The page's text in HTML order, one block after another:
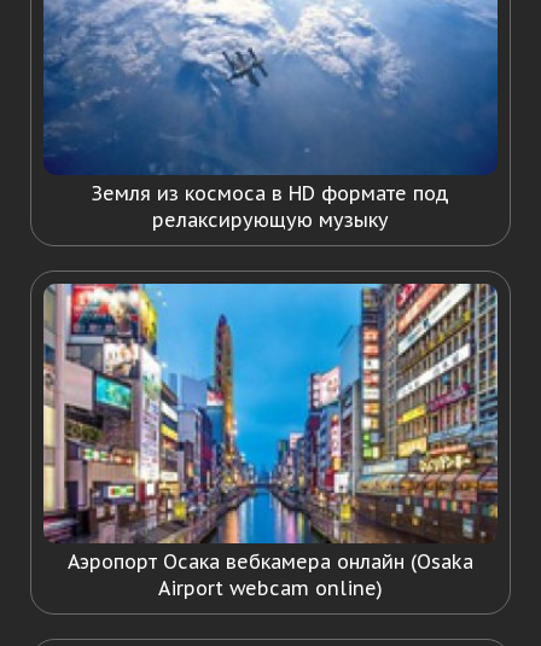
Земля из космоса в HD формате под
релаксирующую музыку
Аэропорт Осака вебкамера онлайн (Osaka
Airport webcam online)